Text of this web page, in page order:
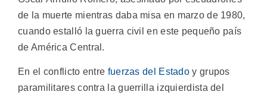
de la muerte mientras daba misa en marzo de 1980,
cuando estalló la guerra civil en este pequeño país
de América Central.
En el conflicto entre fuerzas del Estado y grupos
paramilitares contra la guerrilla izquierdista del